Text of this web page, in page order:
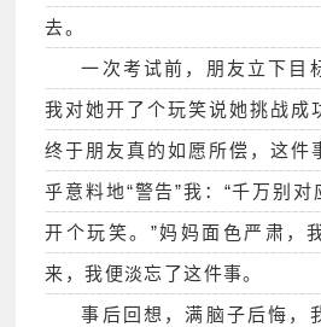
去。
一次考试前，朋友立下目
我对她开了个玩笑说她挑战成
终于朋友真的如愿所偿，这件
乎意料地“警告”我：“千万别
开个玩笑。”妈妈面色严肃，
来，我便淡忘了这件事。
事后回想，满脑子后悔，